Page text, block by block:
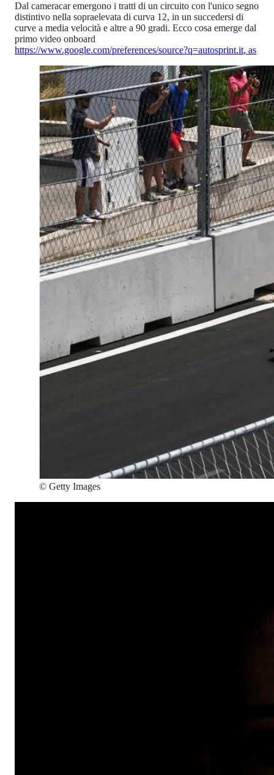
Dal cameracar emergono i tratti di un circuito con l'unico segno
distintivo nella sopraelevata di curva 12, in un succedersi di
curve a media velocità e altre a 90 gradi. Ecco cosa emerge dal
primo video onboard
https://www.google.com/preferences/source?q=autosprint.it, as
© Getty Images